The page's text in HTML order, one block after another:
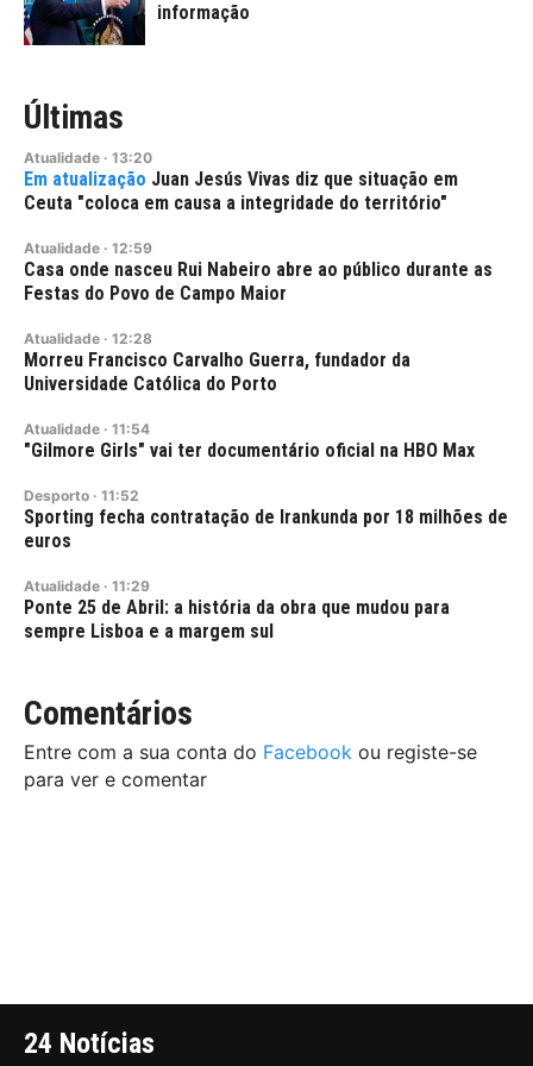
informação
Últimas
Atualidade · 13:20
Juan Jesús Vivas diz que situação em
Ceuta "coloca em causa a integridade do território"
Atualidade · 12:59
Casa onde nasceu Rui Nabeiro abre ao público durante as
Festas do Povo de Campo Maior
Atualidade · 12:28
Morreu Francisco Carvalho Guerra, fundador da
Universidade Católica do Porto
Atualidade · 11:54
"Gilmore Girls" vai ter documentário oficial na HBO Max
Desporto · 11:52
Sporting fecha contratação de Irankunda por 18 milhões de
euros
Atualidade · 11:29
Ponte 25 de Abril: a história da obra que mudou para
sempre Lisboa e a margem sul
Comentários
Entre com a sua conta do Facebook ou registe-se
para ver e comentar
24 Notícias